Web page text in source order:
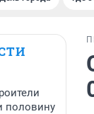
половину